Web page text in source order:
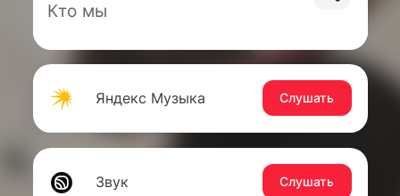
Кто мы
Яндекс Музыка Слушать
Звук Слушать